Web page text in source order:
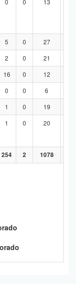
0 0 13
5 0 27
2 0 21
16 0 12
0 0 6
1 0 19
1 0 20
254 2 1078